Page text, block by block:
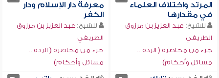
المرتد واختلاف العلماء
في مقدارها
للشيخ: عبد العزيز بن مرزوق
الطريفي
جزء من محاضرة ( الردة ..
مسائل وأحكام)
معرفة دار الإسلام ودار
الكفر
للشيخ: عبد العزيز بن مرزوق
الطريفي
جزء من محاضرة ( الردة ..
مسائل وأحكام)